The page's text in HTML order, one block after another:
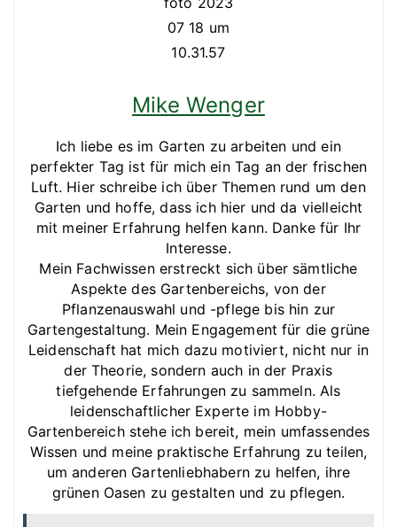
Mike Wenger
Ich liebe es im Garten zu arbeiten und ein
perfekter Tag ist für mich ein Tag an der frischen
Luft. Hier schreibe ich über Themen rund um den
Garten und hoffe, dass ich hier und da vielleicht
mit meiner Erfahrung helfen kann. Danke für Ihr
Interesse.
Mein Fachwissen erstreckt sich über sämtliche
Aspekte des Gartenbereichs, von der
Pflanzenauswahl und -pflege bis hin zur
Gartengestaltung. Mein Engagement für die grüne
Leidenschaft hat mich dazu motiviert, nicht nur in
der Theorie, sondern auch in der Praxis
tiefgehende Erfahrungen zu sammeln. Als
leidenschaftlicher Experte im Hobby-
Gartenbereich stehe ich bereit, mein umfassendes
Wissen und meine praktische Erfahrung zu teilen,
um anderen Gartenliebhabern zu helfen, ihre
grünen Oasen zu gestalten und zu pflegen.